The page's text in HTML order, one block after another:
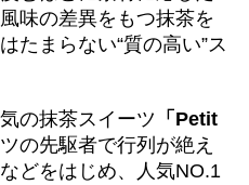
味の差異をもつ抹茶を
たまらない“質の高い”ス
の抹茶スイーツ 「Petit
の先駆者で行列が絶え
などをはじめ、人気NO.1